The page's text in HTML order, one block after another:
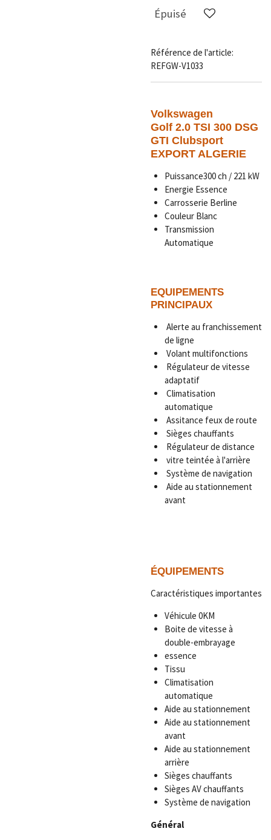
Épuisé
Référence de l'article:
REFGW-V1033
Volkswagen
Golf 2.0 TSI 300 DSG
GTI Clubsport
EXPORT ALGERIE
Puissance300 ch / 221 kW
Energie Essence
Carrosserie Berline
Couleur Blanc
Transmission
Automatique
EQUIPEMENTS
PRINCIPAUX
Alerte au franchissement
de ligne
Volant multifonctions
Régulateur de vitesse
adaptatif
Climatisation
automatique
Assitance feux de route
Sièges chauffants
Régulateur de distance
vitre teintée à l'arrière
Système de navigation
Aide au stationnement
avant
ÉQUIPEMENTS
Caractéristiques importantes
Véhicule 0KM
Boite de vitesse à
double-embrayage
essence
Tissu
Climatisation
automatique
Aide au stationnement
Aide au stationnement
avant
Aide au stationnement
arrière
Sièges chauffants
Sièges AV chauffants
Système de navigation
Général